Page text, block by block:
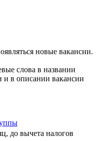
новые вакансии.
слова в названии
и в описании вакансии
до вычета налогов